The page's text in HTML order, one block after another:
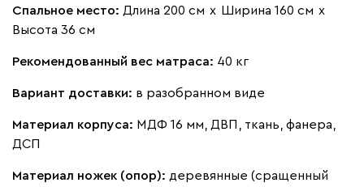
Жёлтый Песочный Розовый Светло-серый
Спальное место: Длина 200 см х Ширина 160 см х
Высота 36 см
Рекомендованный вес матраса: 40 кг
Вариант доставки: в разобранном виде
Материал корпуса: МДФ 16 мм, ДВП, ткань, фанера,
ДСП
Материал ножек (опор): деревянные (сращенный